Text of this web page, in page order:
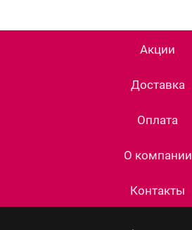
Акции
Доставка
Оплата
О компании
Контакты